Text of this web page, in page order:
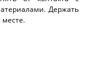
Держать
месте.